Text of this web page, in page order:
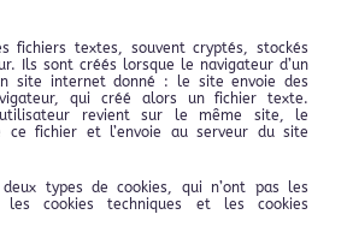
fichiers textes, souvent cryptés, stockés
Ils sont créés lorsque le navigateur d’un
site internet donné : le site envoie des
qui créé alors un fichier texte.
revient sur le même site, le
ce fichier et l’envoie au serveur du site
types de cookies, qui n’ont pas les
cookies techniques et les cookies